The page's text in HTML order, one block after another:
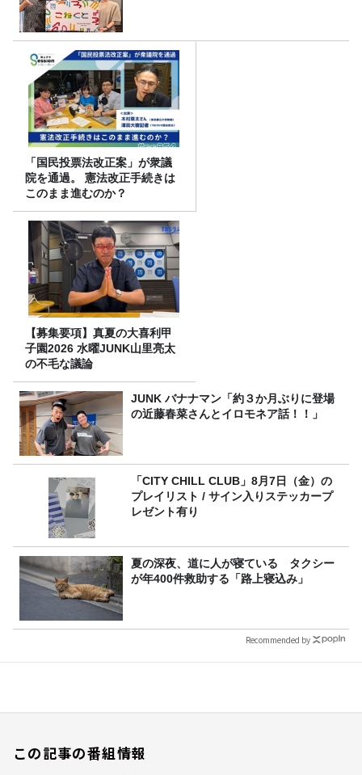
「国民投票法改正案」が衆議
院を通過。 憲法改正手続きは
このまま進むのか？
【募集要項】真夏の大喜利甲
子園2026 水曜JUNK山里亮太
の不毛な議論
JUNK バナナマン「約３か月ぶりに登場
の近藤春菜さんとイロモネア話！！」
「CITY CHILL CLUB」8月7日（金）の
プレイリスト / サイン入りステッカープ
レゼント有り
夏の深夜、道に人が寝ている タクシー
が年400件救助する「路上寝込み」
Recommended by
この記事の番組情報